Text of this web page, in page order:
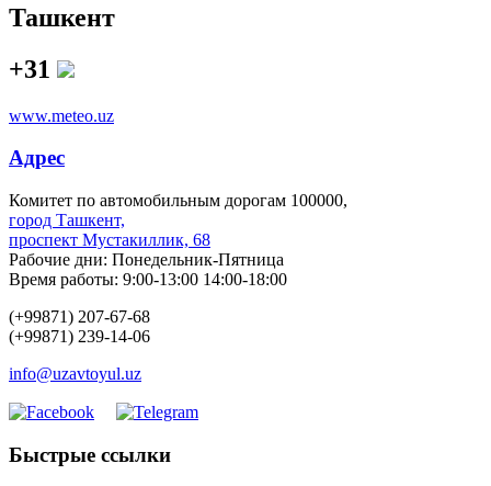
Ташкент
+31
www.meteo.uz
Адрес
Комитет по автомобильным дорогам 100000,
город Ташкент,
проспект Мустакиллик, 68
Рабочие дни: Понедельник-Пятница
Время работы: 9:00-13:00 14:00-18:00
(+99871) 207-67-68
(+99871) 239-14-06
info@uzavtoyul.uz
Быстрые ссылки